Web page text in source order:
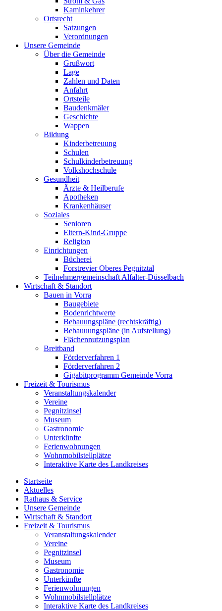
Kaminkehrer
Ortsrecht
Satzungen
Verordnungen
Unsere Gemeinde
Über die Gemeinde
Grußwort
Lage
Zahlen und Daten
Anfahrt
Ortsteile
Baudenkmäler
Geschichte
Wappen
Bildung
Kinderbetreuung
Schulen
Schulkinderbetreuung
Volkshochschule
Gesundheit
Ärzte & Heilberufe
Apotheken
Krankenhäuser
Soziales
Senioren
Eltern-Kind-Gruppe
Religion
Einrichtungen
Bücherei
Forstrevier Oberes Pegnitztal
Teilnehmergemeinschaft Alfalter-Düsselbach
Wirtschaft & Standort
Bauen in Vorra
Baugebiete
Bodenrichtwerte
Bebauungspläne (rechtskräftig)
Bebauuungspläne (in Aufstellung)
Flächennutzungsplan
Breitband
Förderverfahren 1
Förderverfahren 2
Gigabitprogramm Gemeinde Vorra
Freizeit & Tourismus
Veranstaltungskalender
Vereine
Pegnitzinsel
Museum
Gastronomie
Unterkünfte
Ferienwohnungen
Wohnmobilstellplätze
Interaktive Karte des Landkreises
Startseite
Aktuelles
Rathaus & Service
Unsere Gemeinde
Wirtschaft & Standort
Freizeit & Tourismus
Veranstaltungskalender
Vereine
Pegnitzinsel
Museum
Gastronomie
Unterkünfte
Ferienwohnungen
Wohnmobilstellplätze
Interaktive Karte des Landkreises